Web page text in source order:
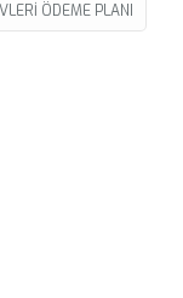
ÖDEME PLANI